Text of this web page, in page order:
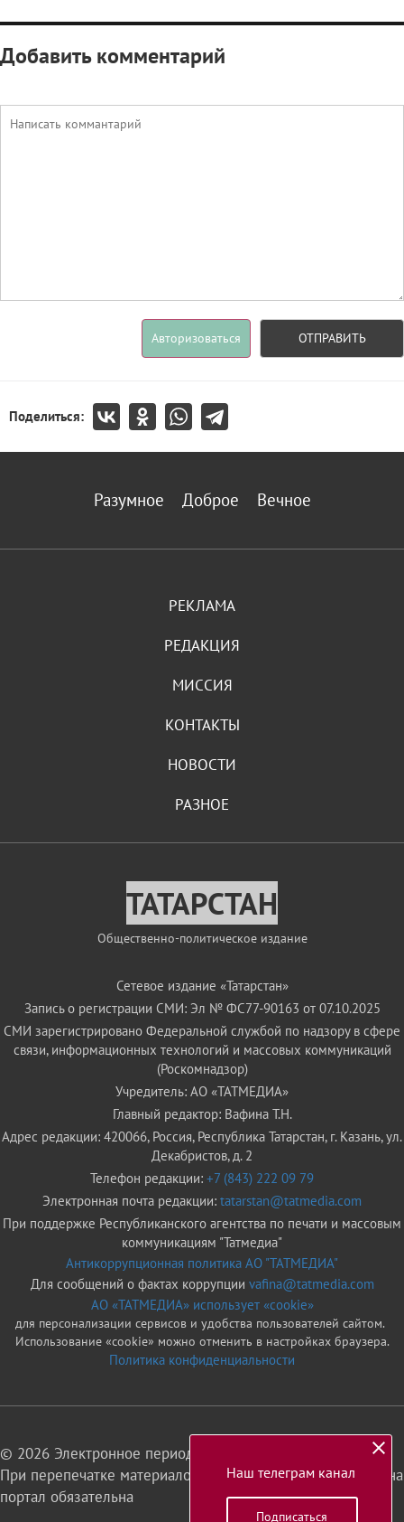
Добавить комментарий
Авторизоваться ОТПРАВИТЬ
Поделиться:
Разумное Доброе Вечное
РЕКЛАМА
РЕДАКЦИЯ
МИССИЯ
КОНТАКТЫ
НОВОСТИ
РАЗНОЕ
ТАТАРСТАН
Общественно-политическое издание
Сетевое издание «Татарстан»
Запись о регистрации СМИ: Эл № ФС77-90163 от 07.10.2025
СМИ зарегистрировано Федеральной службой по надзору в сфере
связи, информационных технологий и массовых коммуникаций
(Роскомнадзор)
Учредитель: АО «ТАТМЕДИА»
Главный редактор: Вафина Т.Н.
Адрес редакции: 420066, Россия, Республика Татарстан, г. Казань, ул.
Декабристов, д. 2
Телефон редакции: +7 (843) 222 09 79
Электронная почта редакции: tatarstan@tatmedia.com
При поддержке Республиканского агентства по печати и массовым
коммуникациям "Татмедиа"
Антикоррупционная политика АО "ТАТМЕДИА"
Для сообщений о фактах коррупции vafina@tatmedia.com
АО «ТАТМЕДИА» использует «cookie»
для персонализации сервисов и удобства пользователей сайтом.
Использование «cookie» можно отменить в настройках браузера.
Политика конфиденциальности
© 2026 Электронное периодическое издание «Татарстан»
При перепечатке материалов или их фрагментов ссылка на
портал обязательна
Наш телеграм канал
Подписаться